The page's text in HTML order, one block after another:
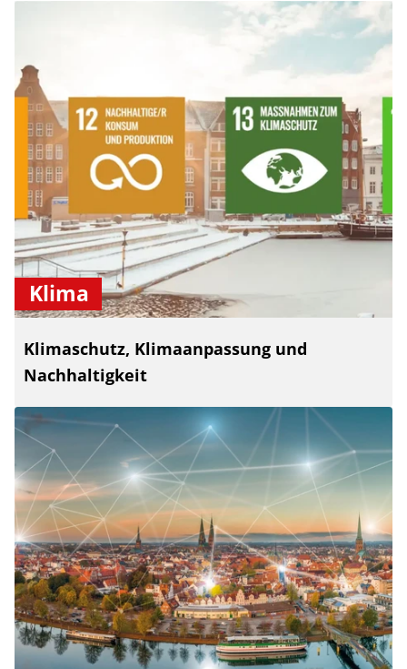
Klima
Klimaschutz, Klimaanpassung und
Nachhaltigkeit